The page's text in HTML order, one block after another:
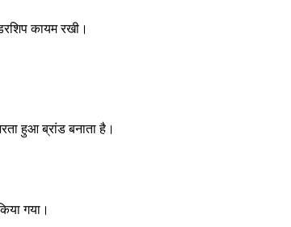
कायम रखी।
हुआ ब्रांड बनाता है।
गया।